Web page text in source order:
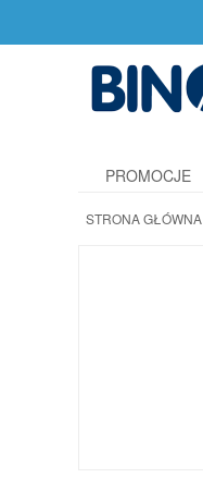
PROMOCJE
STRONA GŁÓWNA